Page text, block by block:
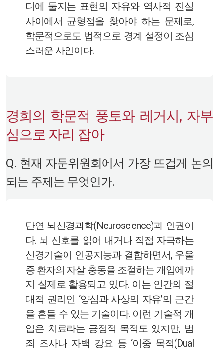
디에 둘지는 표현의 자유와 역사적 진실
사이에서 균형점을 찾아야 하는 문제로,
학문적으로도 법적으로 경계 설정이 조심
스러운 사안이다.
경희의 학문적 풍토와 레거시, 자부
심으로 자리 잡아
Q. 현재 자문위원회에서 가장 뜨겁게 논의
되는 주제는 무엇인가.
단연 뇌신경과학(Neuroscience)과 인권이
다. 뇌 신호를 읽어 내거나 직접 자극하는
신경기술이 인공지능과 결합하면서, 우울
증 환자의 자살 충동을 조절하는 개입에까
지 실제로 활용되고 있다. 이는 인간의 절
대적 권리인 ‘양심과 사상의 자유’의 근간
을 흔들 수 있는 기술이다. 이런 기술적 개
입은 치료라는 긍정적 목적도 있지만, 범
죄 조사나 자백 강요 등 ‘이중 목적(Dual